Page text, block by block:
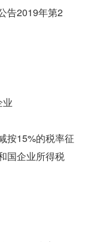
告2019年第2
15%的税率征
国企业所得税